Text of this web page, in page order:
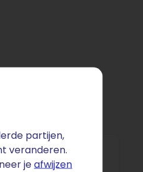
partijen,
veranderen.
jeafwijzen